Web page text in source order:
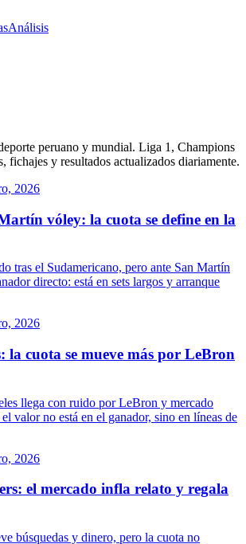
Análisis
peruano y mundial. Liga 1, Champions
fichajes y resultados actualizados diariamente.
2026
vóley: la cuota se define en la
tras el Sudamericano, pero ante San Martín
directo: está en sets largos y arranque
2026
la cuota se mueve más por LeBron
llega con ruido por LeBron y mercado
valor no está en el ganador, sino en líneas de
2026
el mercado infla relato y regala
búsquedas y dinero, pero la cuota no